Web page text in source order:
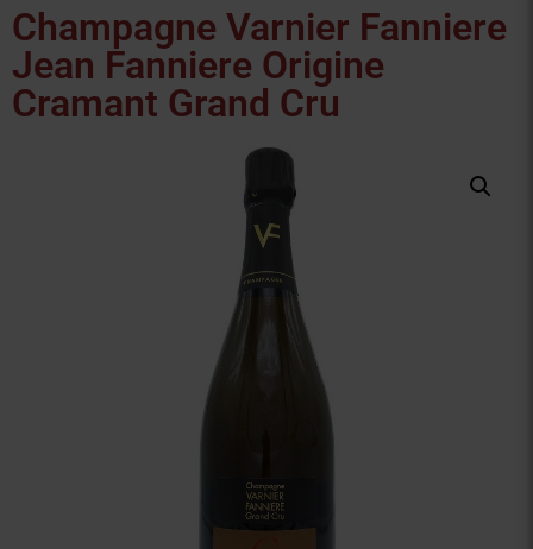
Vin Alb
Vin Rose
Champagne Varnier Fanniere
Jean Fanniere Origine
Cramant Grand Cru